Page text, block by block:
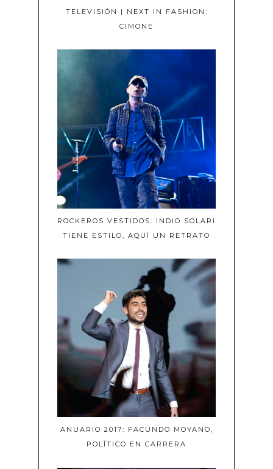
TELEVISIÓN | NEXT IN FASHION:
CIMONE
ROCKEROS VESTIDOS: INDIO SOLARI
TIENE ESTILO, AQUÍ UN RETRATO
ANUARIO 2017: FACUNDO MOYANO,
POLÍTICO EN CARRERA